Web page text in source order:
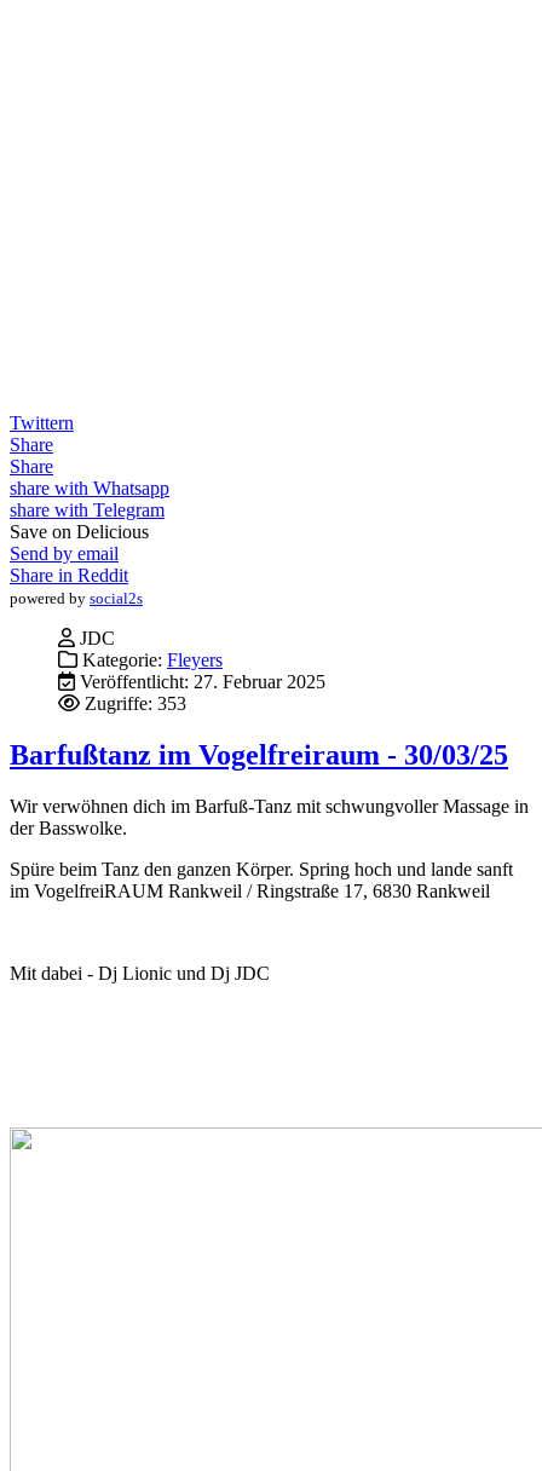
Twittern
Share
Share
share with Whatsapp
share with Telegram
Save on Delicious
Send by email
Share in Reddit
powered by social2s
JDC
Kategorie: Fleyers
Veröffentlicht: 27. Februar 2025
Zugriffe: 353
Barfußtanz im Vogelfreiraum - 30/03/25
Wir verwöhnen dich im Barfuß-Tanz mit schwungvoller Massage in
der Basswolke.
Spüre beim Tanz den ganzen Körper. Spring hoch und lande sanft
im VogelfreiRAUM Rankweil / Ringstraße 17, 6830 Rankweil
Mit dabei - Dj Lionic und Dj JDC